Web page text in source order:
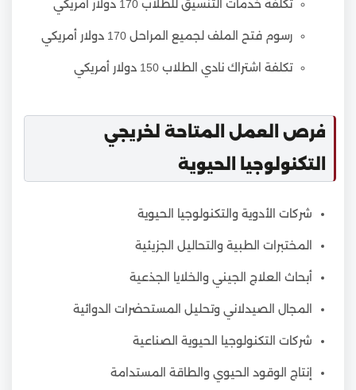
تكلفة خدمات التنسيق للطلاب 170 دولار أمريكي
رسوم فتح الملف لجميع المراحل 170 دولار أمريكي
تكلفة اشتراك نادي الطلاب 150 دولار أمريكي
فرص العمل المتاحة لخريجي
التكنولوجيا الحيوية
شركات الأدوية والتكنولوجيا الحيوية
المختبرات الطبية والتحاليل الجزيئية
أبحاث العلاج الجيني والخلايا الجذعية
المجال الصيدلاني وتحليل المستحضرات الدوائية
شركات التكنولوجيا الحيوية الصناعية
إنتاج الوقود الحيوي والطاقة المستدامة